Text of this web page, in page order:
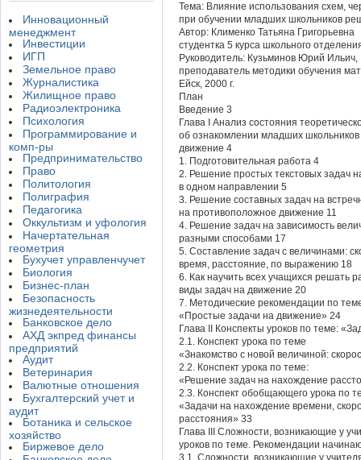
Инновационный
менеджмент
Инвестиции
ИГП
Земельное право
Журналистика
Жилищное право
Радиоэлектроника
Психология
Программирование и
комп-ры
Предпринимательство
Право
Политология
Полиграфия
Педагогика
Оккультизм и уфология
Начертательная
геометрия
Бухучет управленчучет
Биология
Бизнес-план
Безопасность
жизнедеятельности
Банковское дело
АХД экпред финансы
предприятий
Аудит
Ветеринария
Валютные отношения
Бухгалтерский учет и
аудит
Ботаника и сельское
хозяйство
Биржевое дело
Тема: Влияние использования схем,
при обучении младших школьников
Автор: Клименко Татьяна Григорьевна
студентка 5 курса школьного
Руководитель: Кузьминов Юрий Ильич,
преподаватель методики обучения
Ейск, 2000 г.
План
Введение 3
Глава I Анализ состояния
об ознакомлении младших
движение 4
1. Подготовительная работа 4
2. Решение простых текстовых задач
в одном направлении 5
3. Решение составных задач на
на противоположное движение 11
4. Решение задач на зависимость
разными способами 17
5. Составление задач с величинами:
время, расстояние, по выражению 18
6. Как научить всех учащихся решать
виды задач на движение 20
7. Методические рекомендации по
«Простые задачи на движение» 24
Глава II Конспекты уроков по теме:
2.1. Конспект урока по теме
«Знакомство с новой величиной:
2.2. Конспект урока по теме:
«Решение задач на нахождение
2.3. Конспект обобщающего урока по
«Задачи на нахождение времени,
расстояния» 33
Глава III Сложности, возникающие у
уроков по теме. Рекомендации
3.1. Сложности, возникающие у